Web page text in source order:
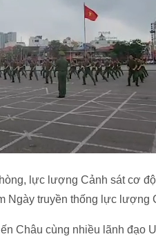
lực lượng Cảnh sát cơ
Ngày truyền thống lực lượng
Châu cùng nhiều lãnh đạo